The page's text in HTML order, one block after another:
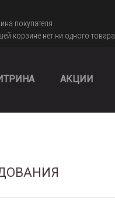
покупателя
корзине нет ни одного товара.
АКЦИИ